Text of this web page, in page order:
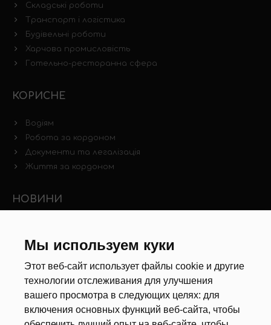
Мы используем куки
Этот веб-сайт использует файлы cookie и другие
технологии отслеживания для улучшения
вашего просмотра в следующих целях: для
включения основных функций веб-сайта, чтобы
Складські роботи
Транспорт і логістика
Будівельні роботи
Харчова промисловість
Готельно-ресторанна сфера
КОРИСНЕ
Водіям
Робота за кордоном
Документи та легалізація
Життя за кордоном
НОВИНИ
Інші новини
Анкета
Калькулятор дат